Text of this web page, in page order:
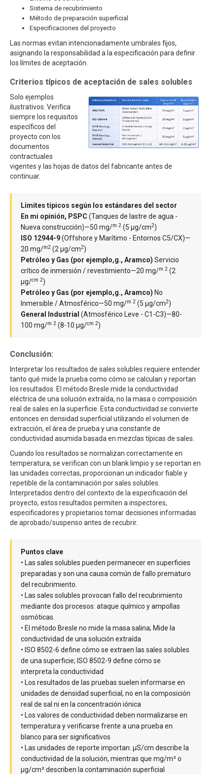
Sistema de recubrimiento
Método de preparación superficial
Especificaciones del proyecto
Las normas evitan intencionadamente umbrales fijos,
asignando la responsabilidad a la especificación para definir
los límites de aceptación.
Criterios típicos de aceptación de sales solubles
Solo ejemplos
ilustrativos. Verifica
siempre los requisitos
específicos del
proyecto con los
documentos
contractuales
vigentes y las hojas de datos del fabricante antes de
continuar.
Límites típicos según los estándares del sector
En mi opinión, PSPC (Tanques de lastre de agua -
Nueva construcción)—50 mg/m 2 (5 μg/cm2)
ISO 12944-9(Offshore y Marítimo - Entornos C5/CX)—
20 mg/m2 (2 μg/cm2)
Petróleo y Gas (por ejemplo,g., Aramco) Servicio
crítico de inmersión / revestimiento—20 mg/m 2 (2
μg/cm 2)
Petróleo y Gas (por ejemplo,g., Aramco) No
Inmersible / Atmosférico—50 mg/m 2 (5 μg/cm2)
General Industrial (Atmosférico Leve - C1-C3)—80-
100 mg/m 2 (8-10 μg/cm 2)
Conclusión:
Interpretar los resultados de sales solubles requiere entender
tanto qué mide la prueba como cómo se calculan y reportan
los resultados. El método Bresle mide la conductividad
eléctrica de una solución extraída, no la masa o composición
real de sales en la superficie. Esta conductividad se convierte
entonces en densidad superficial utilizando el volumen de
extracción, el área de prueba y una constante de
conductividad asumida basada en mezclas típicas de sales.
Cuando los resultados se normalizan correctamente en
temperatura, se verifican con un blank limpio y se reportan en
las unidades correctas, proporcionan un indicador fiable y
repetible de la contaminación por sales solubles.
Interpretados dentro del contexto de la especificación del
proyecto, estos resultados permiten a inspectores,
especificadores y propietarios tomar decisiones informadas
de aprobado/suspenso antes de recubrir.
Puntos clave
• Las sales solubles pueden permanecer en superficies
preparadas y son una causa común de fallo prematuro
del recubrimiento.
• Las sales solubles provocan fallo del recubrimiento
mediante dos procesos: ataque químico y ampollas
osmóticas.
• El método Bresle no mide la masa salina; Mide la
conductividad de una solución extraída
• ISO 8502-6 define cómo se extraen las sales solubles
de una superficie; ISO 8502-9 define cómo se
interpreta la conductividad
• Los resultados de las pruebas suelen informarse en
unidades de densidad superficial, no en la composición
real de sal ni en la concentración iónica
• Los valores de conductividad deben normalizarse en
temperatura y verificarse frente a una prueba en
blanco para ser significativos
• Las unidades de reporte importan: μS/cm describe la
conductividad de la solución, mientras que mg/m² o
μg/cm² describen la contaminación superficial